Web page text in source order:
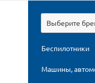
Выберите
Беспилотники
Машины,